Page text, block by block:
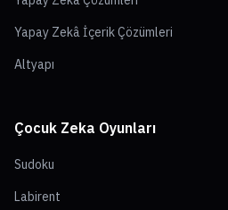
Yapay Zekâ İçerik Çözümleri
Altyapı
Çocuk Zeka Oyunları
Sudoku
Labirent